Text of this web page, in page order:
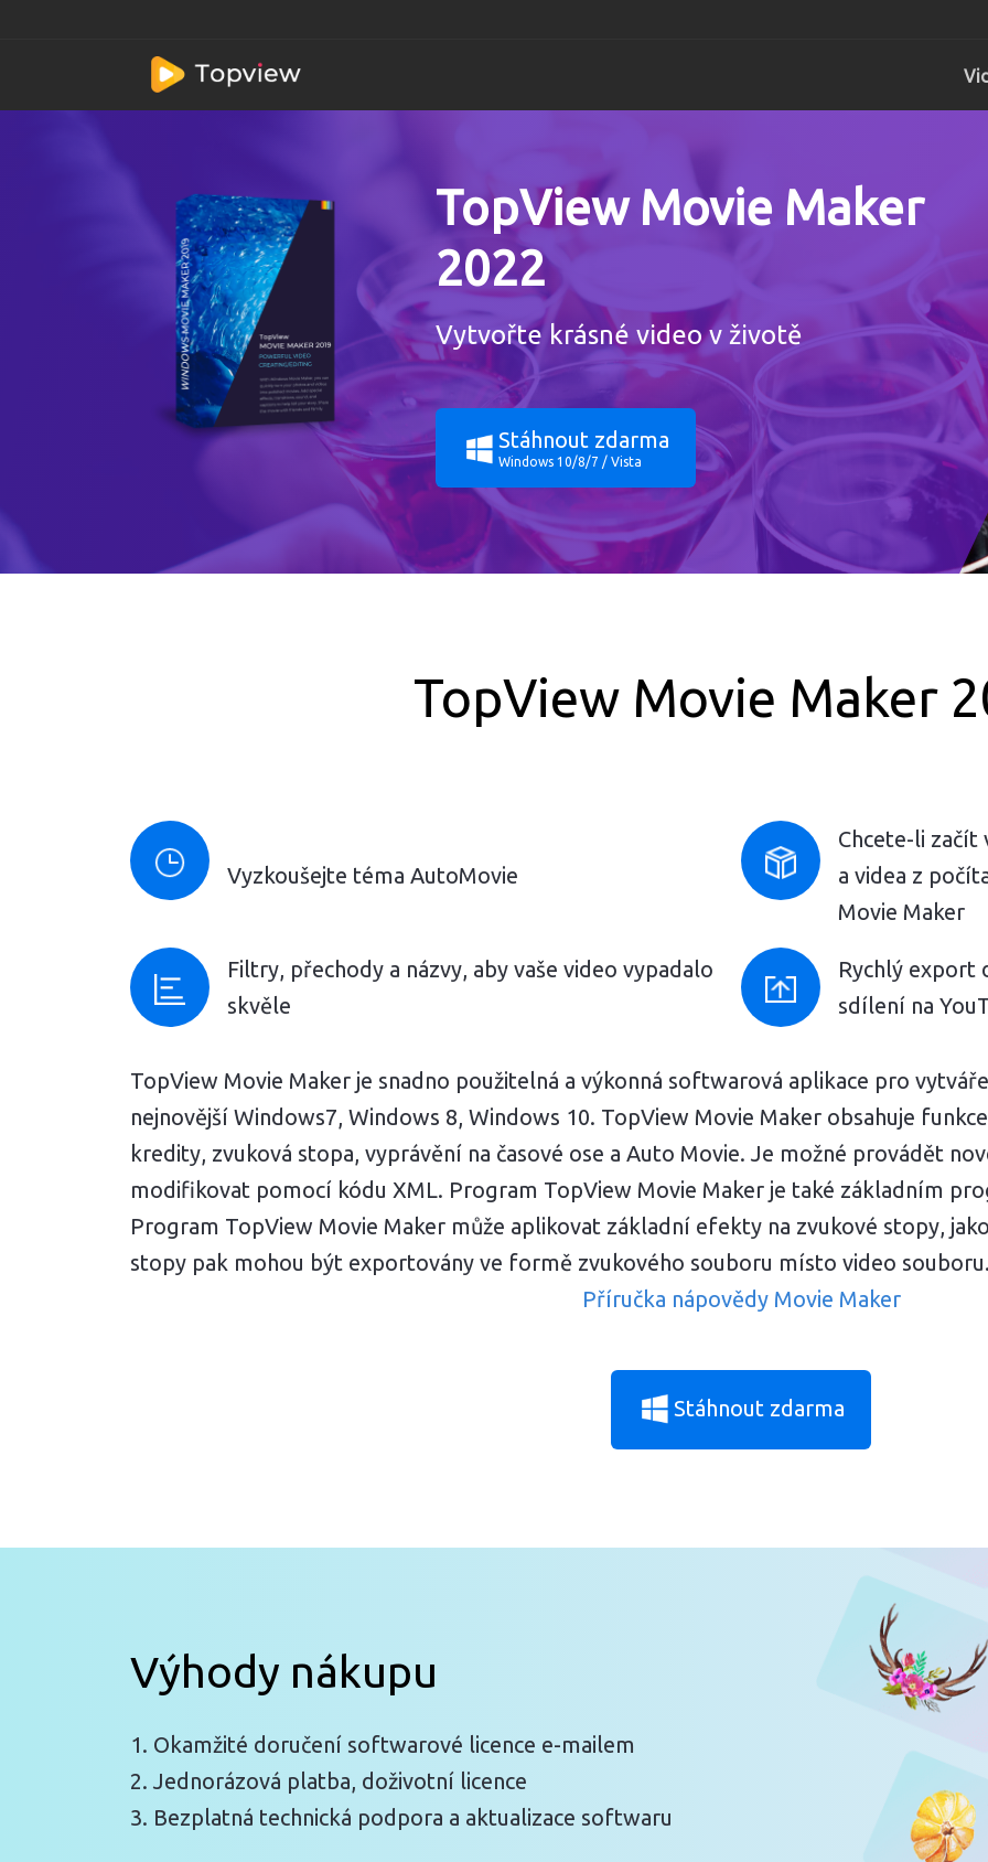
Pro Windows
Pro Windows
TopView Video
Pro Windows
Youtube stahovač
Pro Windows
Pro
TopView Movie Maker
2022
Vytvořte krásné video v životě
Stáhnout zdarma
Windows 10/8/7 / Vista
TopView Movie Maker
Vyzkoušejte téma AutoMovie
Chcete-li
a videa z
Movie Maker
Filtry, přechody a názvy, aby vaše video vypadalo
skvěle
Rychlý export
sdílení na
TopView Movie Maker je snadno použitelná a výkonná softwarová aplikace pro
nejnovější Windows7, Windows 8, Windows 10. TopView Movie Maker obsahuje
kredity, zvuková stopa, vyprávění na časové ose a Auto Movie. Je možné provádět
modifikovat pomocí kódu XML. Program TopView Movie Maker je také základním
Program TopView Movie Maker může aplikovat základní efekty na zvukové stopy,
stopy pak mohou být exportovány ve formě zvukového souboru místo video souboru.
Příručka nápovědy Movie Maker
Stáhnout zdarma
Výhody nákupu
1. Okamžité doručení softwarové licence e-mailem
2. Jednorázová platba, doživotní licence
3. Bezplatná technická podpora a aktualizace softwaru